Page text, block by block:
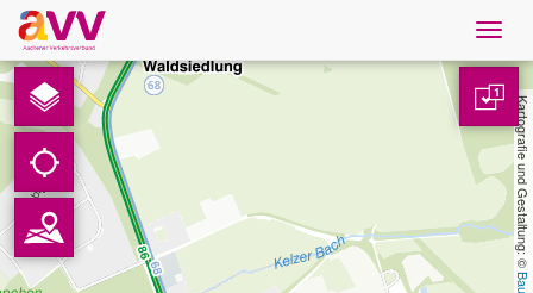
Deutsch
Downloads
Kontakt Kartografie und Gestaltung: ©
1